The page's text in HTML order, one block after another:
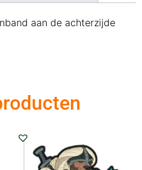
aan de achterzijde